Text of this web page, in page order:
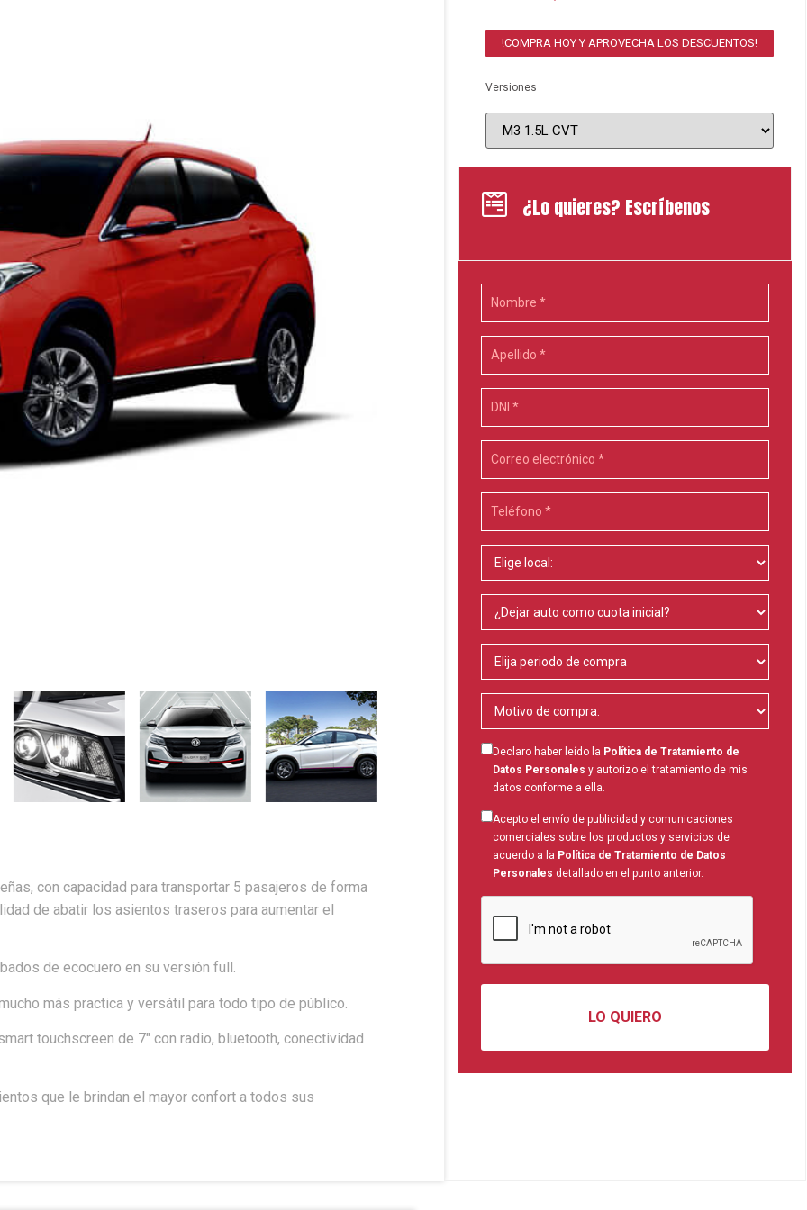
con capacidad para transportar 5 pasajeros de forma
de abatir los asientos traseros para aumentar el
de ecocuero en su versión full.
más practica y versátil para todo tipo de público.
touchscreen de 7″ con radio, bluetooth, conectividad
que le brindan el mayor confort a todos sus
!COMPRA HOY Y APROVECHA LOS DESCUENTOS!
Versiones
¿Lo quieres? Escríbenos
Declaro haber leído la Política de Tratamiento de
Datos Personales y autorizo el tratamiento de mis
datos conforme a ella.
Acepto el envío de publicidad y comunicaciones
comerciales sobre los productos y servicios de
acuerdo a la Política de Tratamiento de Datos
Personales detallado en el punto anterior.